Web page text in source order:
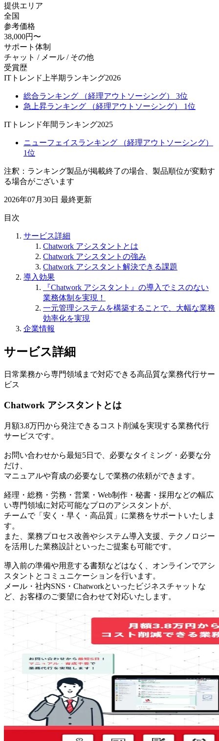
提供エリア
全国
参考価格
38,000円〜
サポート体制
チャット / メール / その他
受賞歴
ITトレンド上半期ランキング2026
総合ランキング （経理アウトソーシング） 3位
急上昇ランキング （経理アウトソーシング） 1位
ITトレンド年間ランキング2025
ニューフェイスランキング （経理アウトソーシング）
1位
注釈：ランキング製品が掲載終了の場合、製品順位が変動す
る場合がございます
2026年07月30日 最終更新
目次
サービス詳細
Chatwork アシスタントとは
Chatwork アシスタントの強み
Chatwork アシスタント解決できる課題
導入効果
『Chatwork アシスタント』の導入でミスのない
業務体制を実現！
一元管理システムを構築することで、大幅な業務
効率化を実現
企業情報
サービス詳細
日常業務から専門領域まで対応できる高品質な業務代行サー
ビス
Chatwork アシスタントとは
月額3.8万円から発注できるコスト削減を実現する業務代行
サービスです。
お問い合わせから最短5日で、必要なタイミング・必要な分
だけ、
マニュアルや育成の必要なしで業務の依頼ができます。
経理・総務・労務・営業・Web制作・秘書・採用などの幅広
い専門領域に対応可能なプロのアシスタントが、
チームで「安く・早く・高品質」に業務をサポートいたしま
す。
また、業務プロセス改善やシステム導入支援、テクノロジー
を活用した業務設計といったご提案も可能です。
導入前の準備や用意する書類などはなく、オンラインでアシ
スタントとコミュニケーションを行います。
メール・社内SNS・Chatworkといったビジネスチャットな
ど、お客様のご要望に合わせて対応いたします。